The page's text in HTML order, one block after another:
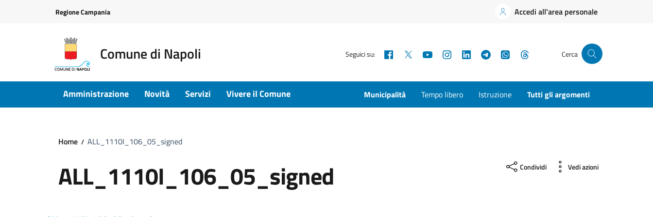
Regione Campania Accedi all'area personale
Comune di Napoli Seguici su: Facebook YouTubeInstagramLinkedInTelegramWhatsApp Cerca
Amministrazione Novità Servizi Vivere il Comune Municipalità Tempo libero Istruzione Tutti gli argomenti
Home ALL_1110I_106_05_signed
ALL_1110I_106_05_signed Condividi Vedi azioni